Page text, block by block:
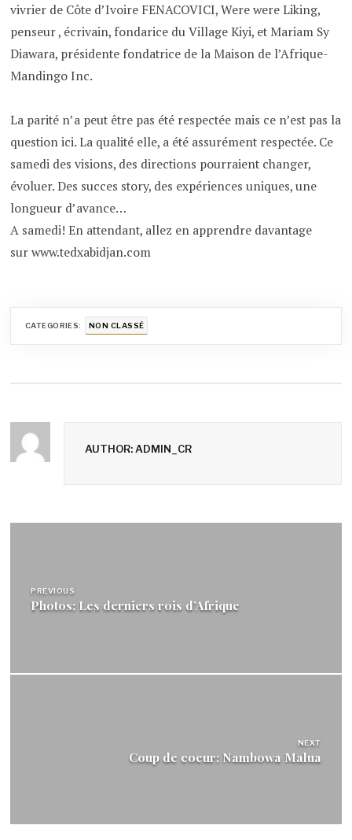
vivrier de Côte d’Ivoire FENACOVICI, Were were Liking,
penseur , écrivain, fondarice du Village Kiyi, et Mariam Sy
Diawara, présidente fondatrice de la Maison de l’Afrique-
Mandingo Inc.
La parité n’a peut être pas été respectée mais ce n’est pas la
question ici. La qualité elle, a été assurément respectée. Ce
samedi des visions, des directions pourraient changer,
évoluer. Des succes story, des expériences uniques, une
longueur d’avance…
A samedi! En attendant, allez en apprendre davantage
sur www.tedxabidjan.com
CATEGORIES: NON CLASSÉ
AUTHOR: ADMIN_CR
l’article
PREVIOUS
Photos: Les derniers rois d’Afrique
NEXT
Coup de coeur: Nambowa Malua